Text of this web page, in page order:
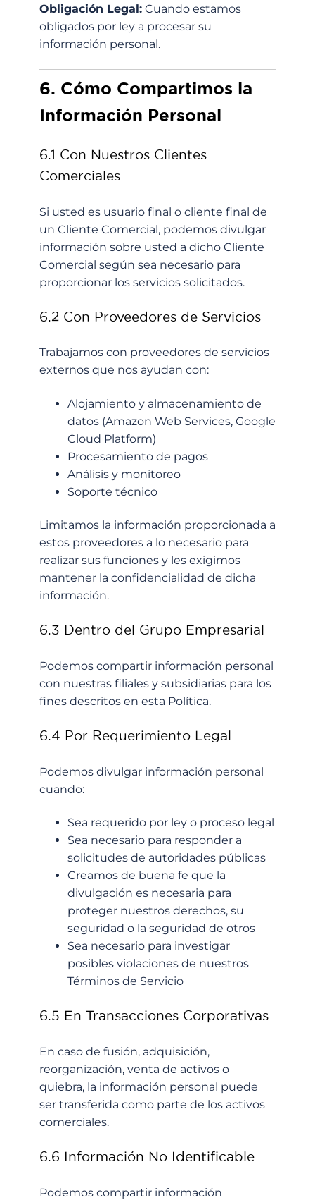
Obligación Legal: Cuando estamos
obligados por ley a procesar su
información personal.
6. Cómo Compartimos la
Información Personal
6.1 Con Nuestros Clientes
Comerciales
Si usted es usuario final o cliente final de
un Cliente Comercial, podemos divulgar
información sobre usted a dicho Cliente
Comercial según sea necesario para
proporcionar los servicios solicitados.
6.2 Con Proveedores de Servicios
Trabajamos con proveedores de servicios
externos que nos ayudan con:
Alojamiento y almacenamiento de
datos (Amazon Web Services, Google
Cloud Platform)
Procesamiento de pagos
Análisis y monitoreo
Soporte técnico
Limitamos la información proporcionada a
estos proveedores a lo necesario para
realizar sus funciones y les exigimos
mantener la confidencialidad de dicha
información.
6.3 Dentro del Grupo Empresarial
Podemos compartir información personal
con nuestras filiales y subsidiarias para los
fines descritos en esta Política.
6.4 Por Requerimiento Legal
Podemos divulgar información personal
cuando:
Sea requerido por ley o proceso legal
Sea necesario para responder a
solicitudes de autoridades públicas
Creamos de buena fe que la
divulgación es necesaria para
proteger nuestros derechos, su
seguridad o la seguridad de otros
Sea necesario para investigar
posibles violaciones de nuestros
Términos de Servicio
6.5 En Transacciones Corporativas
En caso de fusión, adquisición,
reorganización, venta de activos o
quiebra, la información personal puede
ser transferida como parte de los activos
comerciales.
6.6 Información No Identificable
Podemos compartir información